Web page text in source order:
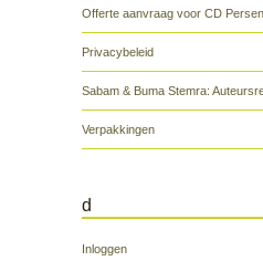
Offerte aanvraag voor CD
Privacybeleid
Sabam & Buma Stemra:
Verpakkingen
d
Inloggen